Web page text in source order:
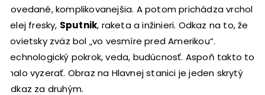
povedané, komplikovanejšia. A potom prichádza vrchol
celej fresky, Sputnik, raketa a inžinieri. Odkaz na to, že
Sovietsky zväz bol „vo vesmíre pred Amerikou“.
Technologický pokrok, veda, budúcnosť. Aspoň takto to
malo vyzerať. Obraz na Hlavnej stanici je jeden skrytý
odkaz za druhým.